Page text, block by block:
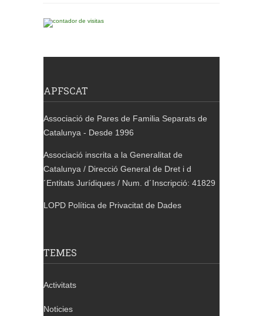
APFSCAT
Associació de Pares de Familia Separats de
Catalunya - Desde 1996
Associació inscrita a la Generalitat de
Catalunya / Direcció General de Dret i d
´Entitats Jurídiques / Num. d´Inscripció: 41829
LOPD Política de Privacitat de Dades
TEMES
Activitats
Noticies